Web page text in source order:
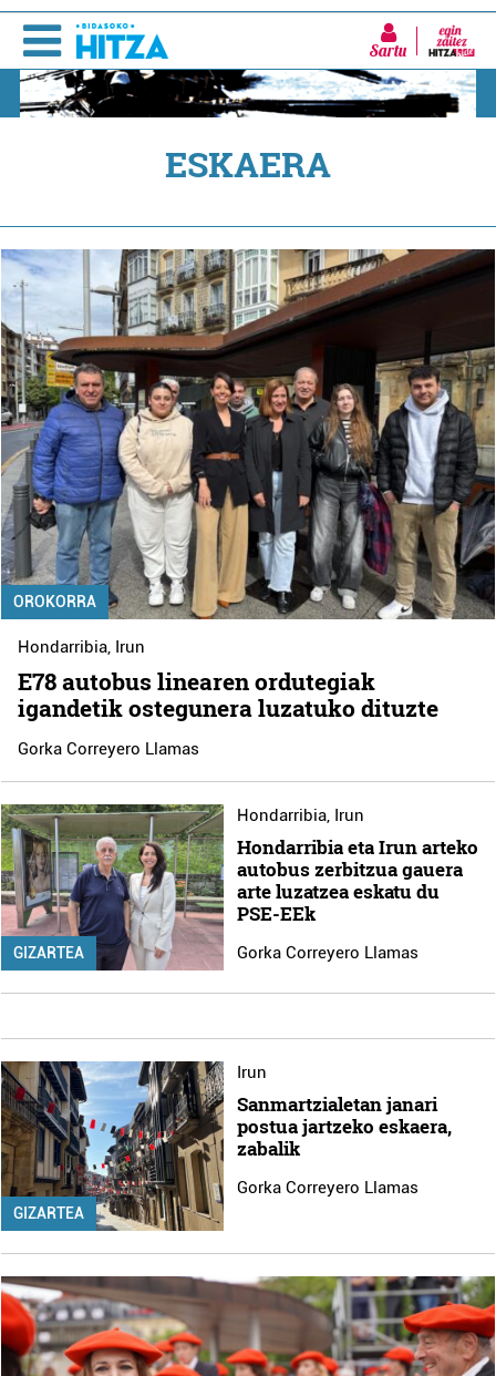
Sartu
ESKAERA
OROKORRA
Hondarribia, Irun
E78 autobus linearen ordutegiak
igandetik ostegunera luzatuko dituzte
Gorka Correyero Llamas
GIZARTEA
Hondarribia, Irun
Hondarribia eta Irun arteko
autobus zerbitzua gauera
arte luzatzea eskatu du
PSE-EEk
Gorka Correyero Llamas
GIZARTEA
Irun
Sanmartzialetan janari
postua jartzeko eskaera,
zabalik
Gorka Correyero Llamas